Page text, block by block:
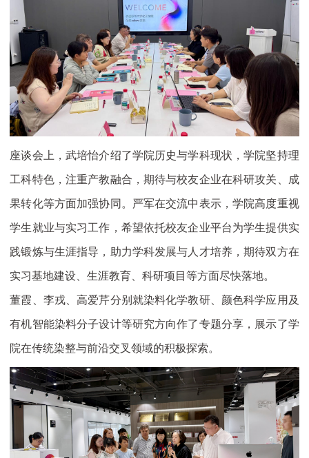
座谈会上，武培怡介绍了学院历史与学科现状，学院坚持理
工科特色，注重产教融合，期待与校友企业在科研攻关、成
果转化等方面加强协同。严军在交流中表示，学院高度重视
学生就业与实习工作，希望依托校友企业平台为学生提供实
践锻炼与生涯指导，助力学科发展与人才培养，期待双方在
实习基地建设、生涯教育、科研项目等方面尽快落地。
董霞、李戎、高爱芹分别就染料化学教研、颜色科学应用及
有机智能染料分子设计等研究方向作了专题分享，展示了学
院在传统染整与前沿交叉领域的积极探索。